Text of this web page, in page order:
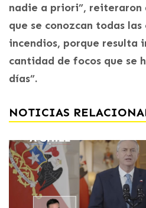
nadie a priori”, reiteraron
que se conozcan todas las
incendios, porque resulta
cantidad de focos que se
días”.
NOTICIAS